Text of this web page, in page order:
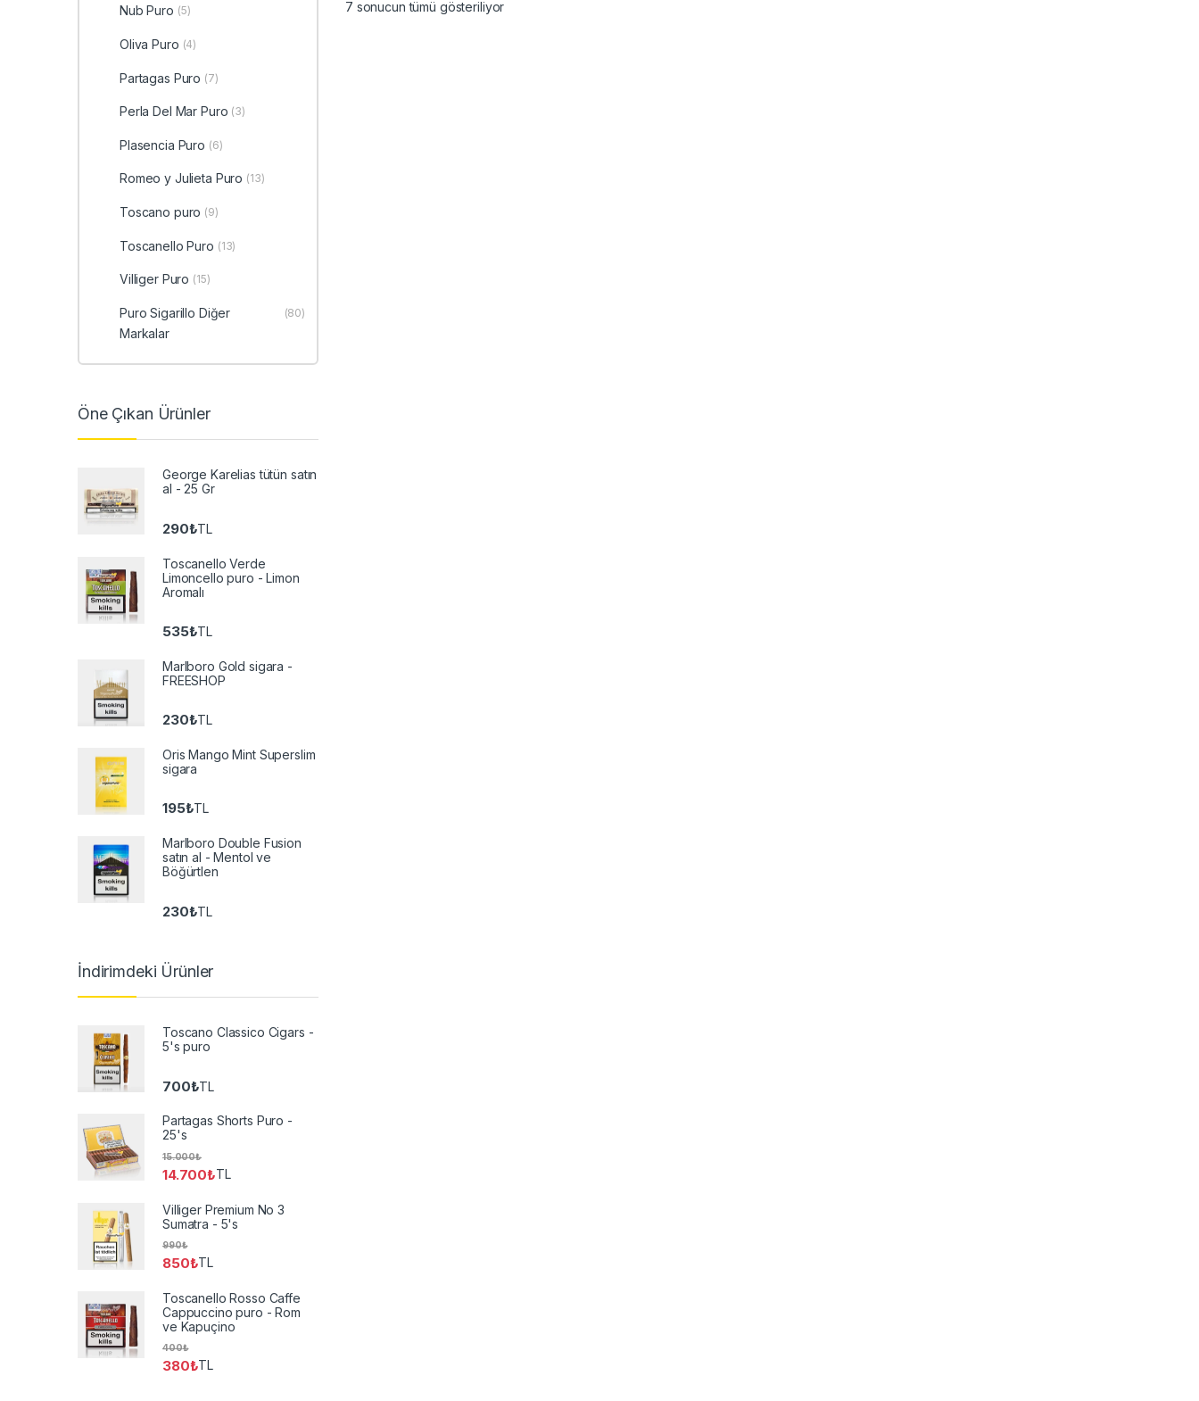
7 sonucun tümü gösteriliyor
Nub Puro (5)
Oliva Puro (4)
Partagas Puro (7)
Perla Del Mar Puro (3)
Plasencia Puro (6)
Romeo y Julieta Puro (13)
Toscano puro (9)
Toscanello Puro (13)
Villiger Puro (15)
Puro Sigarillo Diğer
Markalar
(80)
Öne Çıkan Ürünler
George Karelias tütün satın
al - 25 Gr
290₺TL
Toscanello Verde
Limoncello puro - Limon
Aromalı
535₺TL
Marlboro Gold sigara -
FREESHOP
230₺TL
Oris Mango Mint Superslim
sigara
195₺TL
Marlboro Double Fusion
satın al - Mentol ve
Böğürtlen
230₺TL
İndirimdeki Ürünler
Toscano Classico Cigars -
5's puro
700₺TL
Partagas Shorts Puro -
25's
14.700₺
15.000₺
TL
Villiger Premium No 3
Sumatra - 5's
850₺
990₺
TL
Toscanello Rosso Caffe
Cappuccino puro - Rom
ve Kapuçino
380₺
400₺
TL